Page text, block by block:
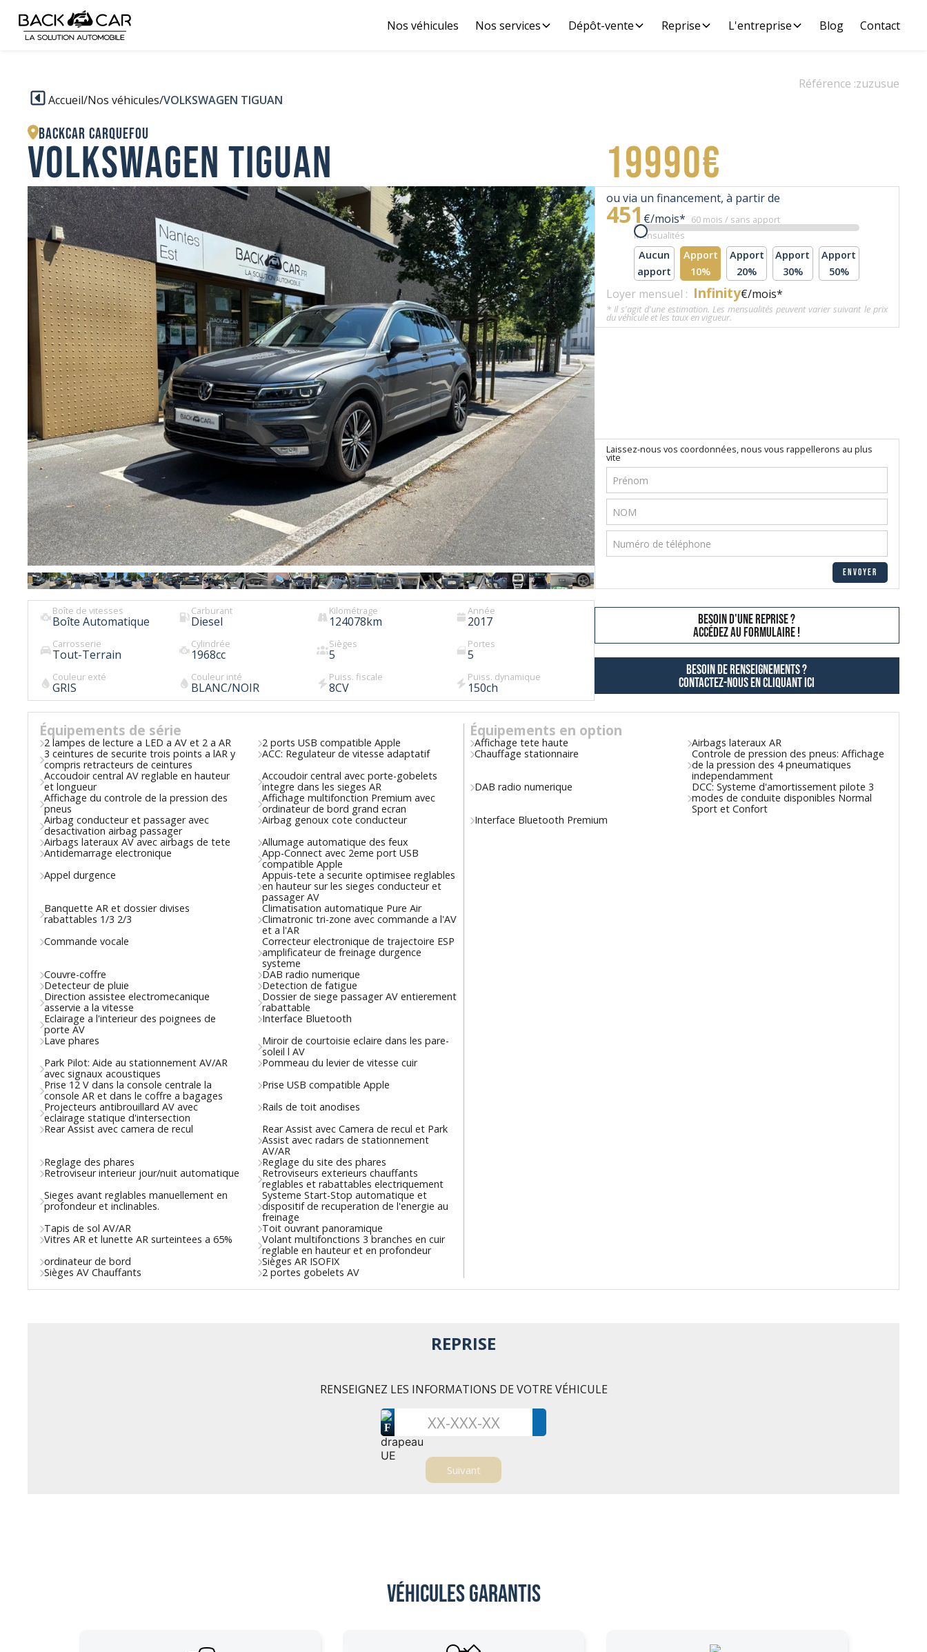
Nos véhicules Nos services Dépôt-vente Reprise L'entreprise Blog Contact
Accueil/Nos véhicules/VOLKSWAGEN TIGUAN
Référence :zuzusue
BACKCAR Carquefou
VOLKSWAGEN TIGUAN 19990€
ou via un financement, à partir de
451 €/mois* 60 mois / sans apport
Mensualités
Aucun
apport
Apport
10%
Apport
20%
Apport
30%
Apport
50%
Loyer mensuel : Infinity€/mois*
* Il s'agit d'une estimation. Les mensualités peuvent varier suivant le prix
du véhicule et les taux en vigueur.
Laissez-nous vos coordonnées, nous vous rappellerons au plus
vite
Boîte de vitesses
Boîte Automatique
Carburant
Diesel
Kilométrage
124078km
Année
2017
Carrosserie
Tout-Terrain
Cylindrée
1968cc
Sièges
5
Portes
5
Couleur exté
GRIS
Couleur inté
BLANC/NOIR
Puiss. fiscale
8CV
Puiss. dynamique
150ch
besoin d'une reprise ?
AccÉdez au formulaire !
Besoin de renseignements ?
contactez-nous en cliquant ici
Équipements de série
2 lampes de lecture a LED a AV et 2 a AR
2 ports USB compatible Apple
3 ceintures de securite trois points a lAR y
compris retracteurs de ceintures
ACC: Regulateur de vitesse adaptatif
Accoudoir central AV reglable en hauteur
et longueur
Accoudoir central avec porte-gobelets
integre dans les sieges AR
Affichage du controle de la pression des
pneus
Affichage multifonction Premium avec
ordinateur de bord grand ecran
Airbag conducteur et passager avec
desactivation airbag passager
Airbag genoux cote conducteur
Airbags lateraux AV avec airbags de tete
Allumage automatique des feux
Antidemarrage electronique
App-Connect avec 2eme port USB
compatible Apple
Appel durgence
Appuis-tete a securite optimisee reglables
en hauteur sur les sieges conducteur et
passager AV
Banquette AR et dossier divises
rabattables 1/3 2/3
Climatisation automatique Pure Air
Climatronic tri-zone avec commande a l'AV
et a l'AR
Commande vocale
Correcteur electronique de trajectoire ESP
amplificateur de freinage durgence
systeme
Couvre-coffre
DAB radio numerique
Detecteur de pluie
Detection de fatigue
Direction assistee electromecanique
asservie a la vitesse
Dossier de siege passager AV entierement
rabattable
Eclairage a l'interieur des poignees de
porte AV
Interface Bluetooth
Lave phares
Miroir de courtoisie eclaire dans les pare-
soleil l AV
Park Pilot: Aide au stationnement AV/AR
avec signaux acoustiques
Pommeau du levier de vitesse cuir
Prise 12 V dans la console centrale la
console AR et dans le coffre a bagages
Prise USB compatible Apple
Projecteurs antibrouillard AV avec
eclairage statique d'intersection
Rails de toit anodises
Rear Assist avec camera de recul
Rear Assist avec Camera de recul et Park
Assist avec radars de stationnement
AV/AR
Reglage des phares
Reglage du site des phares
Retroviseur interieur jour/nuit automatique
Retroviseurs exterieurs chauffants
reglables et rabattables electriquement
Sieges avant reglables manuellement en
profondeur et inclinables.
Systeme Start-Stop automatique et
dispositif de recuperation de l'energie au
freinage
Tapis de sol AV/AR
Toit ouvrant panoramique
Vitres AR et lunette AR surteintees a 65%
Volant multifonctions 3 branches en cuir
reglable en hauteur et en profondeur
ordinateur de bord
Sièges AR ISOFIX
Sièges AV Chauffants
2 portes gobelets AV
Équipements en option
Affichage tete haute
Airbags lateraux AR
Chauffage stationnaire
Controle de pression des pneus: Affichage
de la pression des 4 pneumatiques
independamment
DAB radio numerique
DCC: Systeme d'amortissement pilote 3
modes de conduite disponibles Normal
Sport et Confort
Interface Bluetooth Premium
REPRISE
RENSEIGNEZ LES INFORMATIONS DE VOTRE VÉHICULE
F
Véhicules garantis